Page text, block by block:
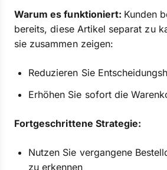
Warum es funktioniert: Kunden
bereits, diese Artikel separat zu
sie zusammen zeigen:
Reduzieren Sie
Erhöhen Sie sofort die
Fortgeschrittene Strategie:
Nutzen Sie vergangene
zu erkennen